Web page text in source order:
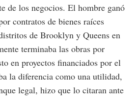
de los negocios. El hombre ganó
contratos de bienes raíces
de Brooklyn y Queens en
terminaba las obras por
en proyectos financiados por el
la diferencia como una utilidad,
legal, hizo que lo citaran ante